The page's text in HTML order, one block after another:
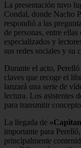
La presentación tuvo
Condal, donde Nacho
respondió a las
de personas, entre
especializados y
sus redes sociales y su
Durante el acto,
claves que recoge el
lanzará una serie de
lectura. Los asistentes
para transmitir
La llegada de
importante para
principalmente